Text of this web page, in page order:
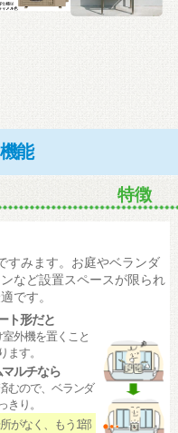
能
特徴
すみます。お庭やベランダ
など設置スペースが限られ
です。
ト形だと
外機を置くこと
ます。
ルチなら
むので、ベランダ
きり。
がなく、もう1部